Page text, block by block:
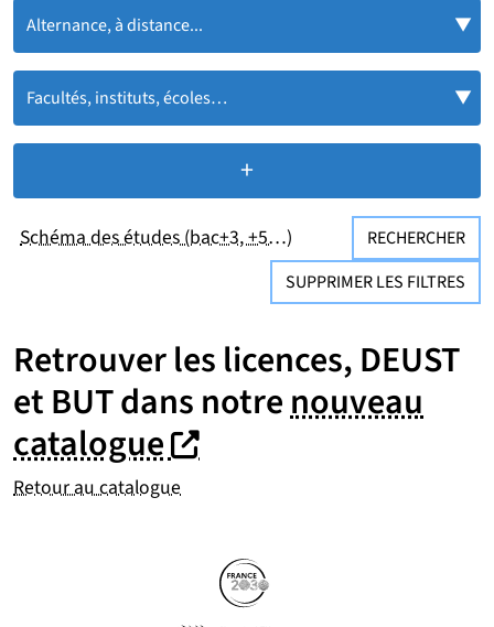
Alternance, à distance...
Facultés, instituts, écoles…
+de critères de
Schéma des études (bac+3, +5…)
RECHERCHER
SUPPRIMER LES FILTRES
Retrouver les licences, DEUST
et BUT dans notrenouveau
catalogue(nouvelle fenêtre)
(nouvelle fenêtre)
Retour au catalogue
(nouvelle fenêtre)